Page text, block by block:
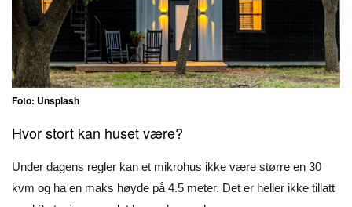
Foto: Unsplash
Hvor stort kan huset være?
Under dagens regler kan et mikrohus ikke være større en 30
kvm og ha en maks høyde på 4.5 meter. Det er heller ikke tillatt